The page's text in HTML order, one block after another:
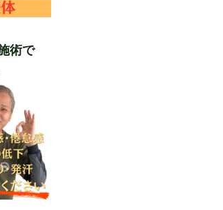
術で